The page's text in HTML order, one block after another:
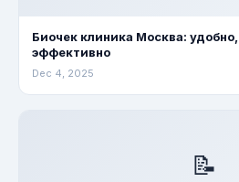
Биочек клиника Москва:
эффективно
Dec 4, 2025
📝